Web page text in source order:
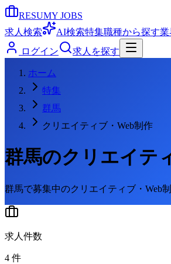
RESUMY JOBS
求人検索
AI検索特集職種から探す業
ログイン
求人を探す
ホーム
特集
群馬
クリエイティブ・Web制作
群馬のクリエイテ
群馬で募集中のクリエイティブ・Web
求人件数
4 件